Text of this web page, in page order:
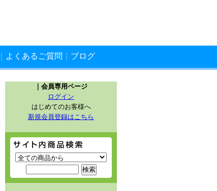
よくあるご質問 ブログ
｜会員専用ページ
ログイン
はじめてのお客様へ
新規会員登録はこちら
サイト内商品検索